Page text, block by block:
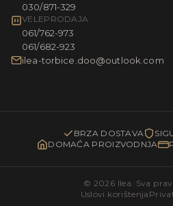
030/871-329
VELEPRODAJA
061/762-973
061/682-923
ilea-torbice.doo@outlook.com
BRZA DOSTAVA
DOMAĆA PROIZVODNJA
© 2026 Ilea. Sva
Uslovi korištenja